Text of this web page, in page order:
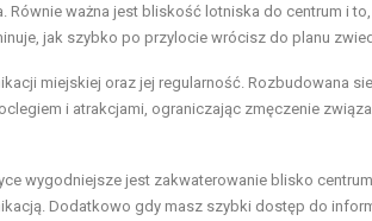
ważna jest bliskość lotniska do centrum i
jak szybko po przylocie wrócisz do planu
miejskiej oraz jej regularność. Rozbudowana
i atrakcjami, ograniczając zmęczenie
wygodniejsze jest zakwaterowanie blisko
Dodatkowo gdy masz szybki dostęp do